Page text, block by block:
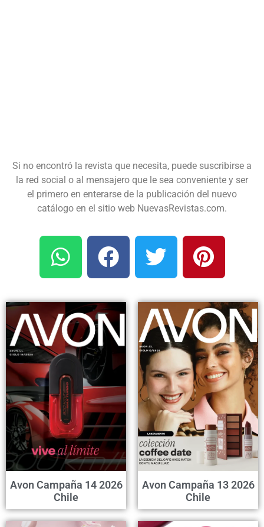
Si no encontró la revista que necesita, puede suscribirse a
la red social o al mensajero que le sea conveniente y ser
el primero en enterarse de la publicación del nuevo
catálogo en el sitio web NuevasRevistas.com.
Avon Campaña 14 2026
Chile
Avon Campaña 13 2026
Chile